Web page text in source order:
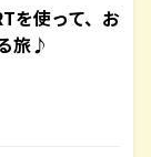
を使って、お
旅♪